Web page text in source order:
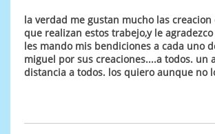
la verdad me gustan mucho las creacion
que realizan estos trabejo,y le
les mando mis bendiciones a cada uno
miguel por sus creaciones....a todos. un
distancia a todos. los quiero aunque no